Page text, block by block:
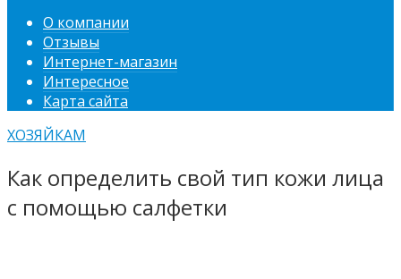
О компании
Отзывы
Интернет-магазин
Интересное
Карта сайта
ХОЗЯЙКАМ
Как определить свой тип кожи лица
с помощью салфетки